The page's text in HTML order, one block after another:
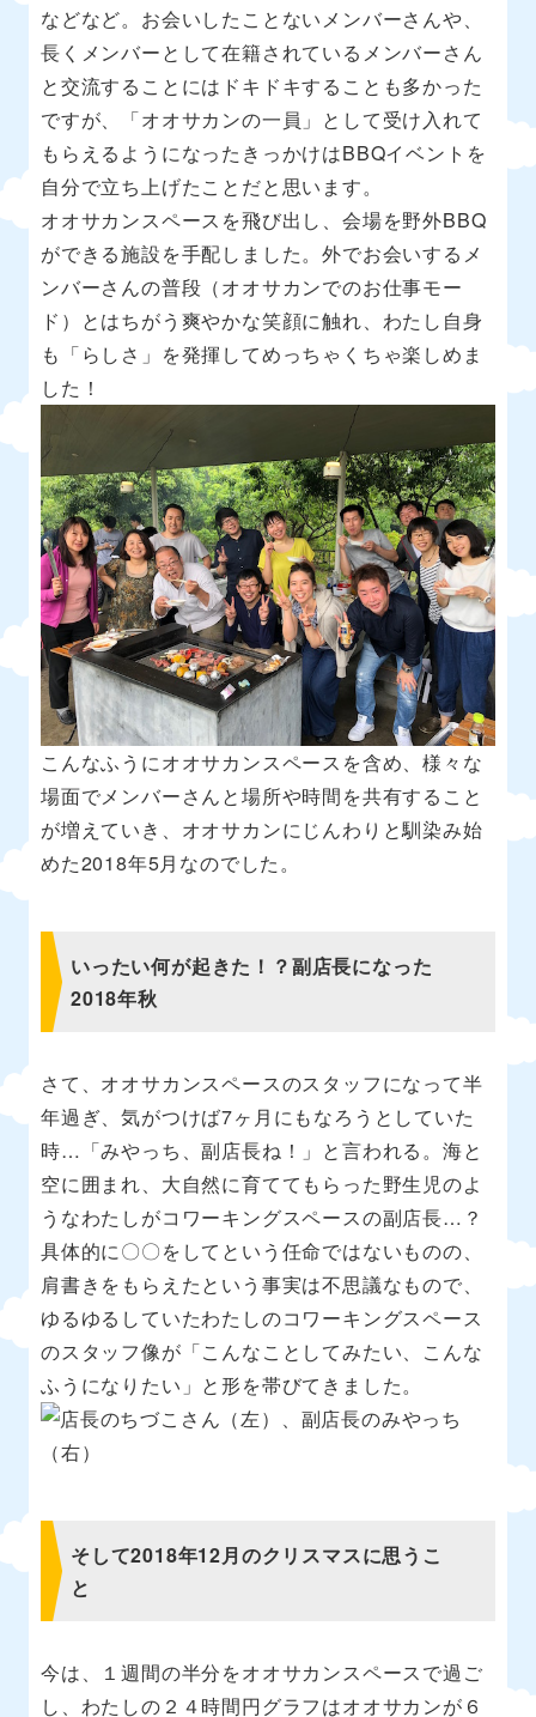
などなど。お会いしたことないメンバーさんや、
長くメンバーとして在籍されているメンバーさん
と交流することにはドキドキすることも多かった
ですが、「オオサカンの一員」として受け入れて
もらえるようになったきっかけはBBQイベントを
自分で立ち上げたことだと思います。
オオサカンスペースを飛び出し、会場を野外BBQ
ができる施設を手配しました。外でお会いするメ
ンバーさんの普段（オオサカンでのお仕事モー
ド）とはちがう爽やかな笑顔に触れ、わたし自身
も「らしさ」を発揮してめっちゃくちゃ楽しめま
した！
こんなふうにオオサカンスペースを含め、様々な
場面でメンバーさんと場所や時間を共有すること
が増えていき、オオサカンにじんわりと馴染み始
めた2018年5月なのでした。
いったい何が起きた！？副店長になった
2018年秋
さて、オオサカンスペースのスタッフになって半
年過ぎ、気がつけば7ヶ月にもなろうとしていた
時…「みやっち、副店長ね！」と言われる。海と
空に囲まれ、大自然に育ててもらった野生児のよ
うなわたしがコワーキングスペースの副店長…？
具体的に〇〇をしてという任命ではないものの、
肩書きをもらえたという事実は不思議なもので、
ゆるゆるしていたわたしのコワーキングスペース
のスタッフ像が「こんなことしてみたい、こんな
ふうになりたい」と形を帯びてきました。
そして2018年12月のクリスマスに思うこ
と
今は、１週間の半分をオオサカンスペースで過ご
し、わたしの２４時間円グラフはオオサカンが６